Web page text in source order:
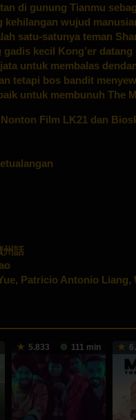
di gunung Tianmu
kehilangan wujud
satu-satunya teman
kecil Kong’er datang
untuk membalas
tetapi bos bandit
untuk membunuh The
Film LK21 dan
州話
, Patricio Antonio Liang,
5.833 111 min